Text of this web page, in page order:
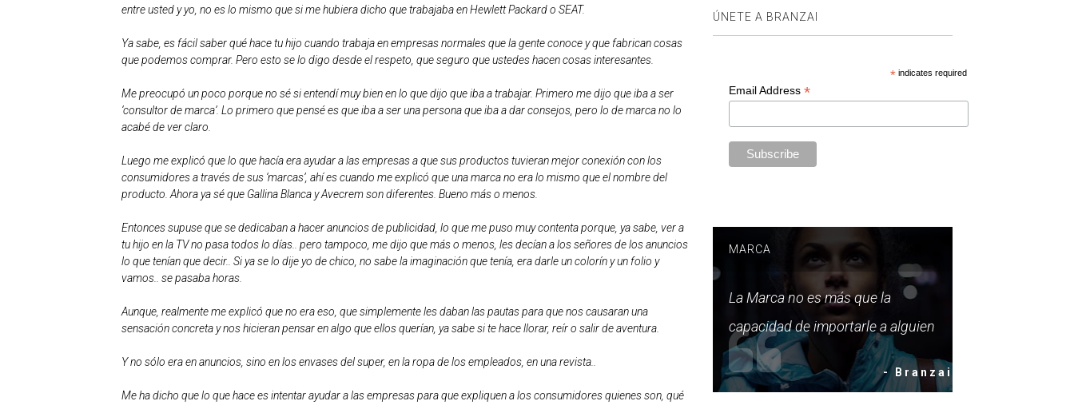
entre usted y yo, no es lo mismo que si me hubiera dicho que trabajaba en Hewlett Packard o SEAT.
Ya sabe, es fácil saber qué hace tu hijo cuando trabaja en empresas normales que la gente conoce y que fabrican cosas
que podemos comprar. Pero esto se lo digo desde el respeto, que seguro que ustedes hacen cosas interesantes.
Me preocupó un poco porque no sé si entendí muy bien en lo que dijo que iba a trabajar. Primero me dijo que iba a ser
‘consultor de marca’. Lo primero que pensé es que iba a ser una persona que iba a dar consejos, pero lo de marca no lo
acabé de ver claro.
Luego me explicó que lo que hacía era ayudar a las empresas a que sus productos tuvieran mejor conexión con los
consumidores a través de sus ‘marcas’, ahí es cuando me explicó que una marca no era lo mismo que el nombre del
producto. Ahora ya sé que Gallina Blanca y Avecrem son diferentes. Bueno más o menos.
Entonces supuse que se dedicaban a hacer anuncios de publicidad, lo que me puso muy contenta porque, ya sabe, ver a
tu hijo en la TV no pasa todos lo días.. pero tampoco, me dijo que más o menos, les decían a los señores de los anuncios
lo que tenían que decir.. Si ya se lo dije yo de chico, no sabe la imaginación que tenía, era darle un colorín y un folio y
vamos.. se pasaba horas.
Aunque, realmente me explicó que no era eso, que simplemente les daban las pautas para que nos causaran una
sensación concreta y nos hicieran pensar en algo que ellos querían, ya sabe si te hace llorar, reír o salir de aventura.
Y no sólo era en anuncios, sino en los envases del super, en la ropa de los empleados, en una revista..
Me ha dicho que lo que hace es intentar ayudar a las empresas para que expliquen a los consumidores quienes son, qué
ÚNETE A BRANZAI
*indicates required
Email Address *
MARCA
La Marca no es más que la
capacidad de importarle a alguien
- Branzai